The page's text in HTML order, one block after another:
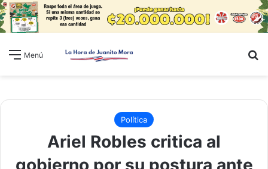
Menú
Política
Ariel Robles critica al
gobierno por su postura ante